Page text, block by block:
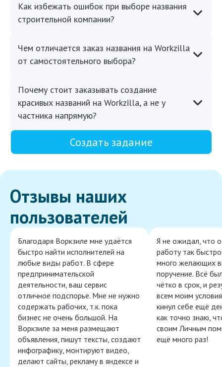
Как избежать ошибок при выборе названия
строительной компании?
Чем отличается заказ названия на Workzilla
от самостоятельного выбора?
Почему стоит заказывать создание
красивых названий на Workzilla, а не у
частника напрямую?
Создать задание
Отзывы наших
пользователей
Благодаря Воркзиле мне удаётся
быстро найти исполнителей на
любые виды работ. В сфере
предпринимательской
деятельности, ваш сервис
отличное подспорье. Мне не нужно
содержать рабочих, т.к. пока
бизнес не очень большой. На
Воркзиле за меня размещают
объявления, пишут тексты, создают
инфографику, монтируют видео,
делают сайты, рекламу в яндексе и
Я не ожидал, что
работу так
много желающих
поручение. Всё
чётко в срок, и
всем моим
кинул себе ещё
как точно знаю,
своим Личным
ещё много раз!